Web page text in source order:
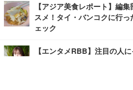
【アジア美食レポート】編
スメ！タイ・バンコクに行
ェック
【エンタメRBB】注目の人